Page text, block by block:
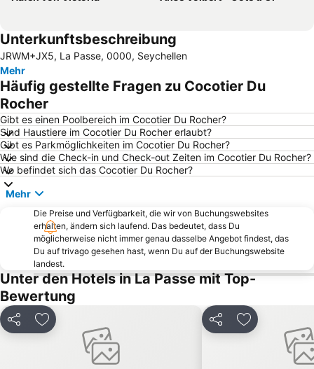
Unterkunftsbeschreibung
JRWM+JX5, La Passe, 0000, Seychellen
Mehr
Häufig gestellte Fragen zu Cocotier Du
Rocher
Gibt es einen Poolbereich im Cocotier Du Rocher?
Sind Haustiere im Cocotier Du Rocher erlaubt?
Gibt es Parkmöglichkeiten im Cocotier Du Rocher?
Wie sind die Check-in und Check-out Zeiten im Cocotier Du Rocher?
Wo befindet sich das Cocotier Du Rocher?
Mehr
Die Preise und Verfügbarkeit, die wir von Buchungswebsites
erhalten, ändern sich laufend. Das bedeutet, dass Du
möglicherweise nicht immer genau dasselbe Angebot findest, das
Du auf trivago gesehen hast, wenn Du auf der Buchungswebsite
landest.
Unter den Hotels in La Passe mit Top-
Bewertung
Teilen Zu Favoriten hinzufügen Teilen Zu Favoriten